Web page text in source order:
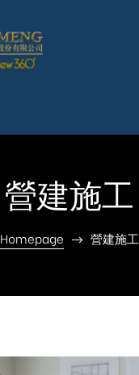
營建施工
Homepage 營建施工